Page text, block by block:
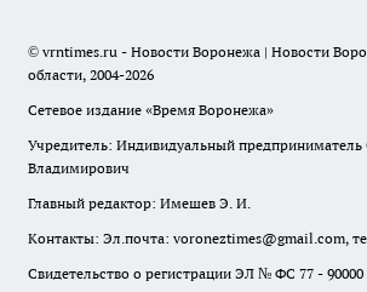
© vrntimes.ru - Новости Воронежа | Новости
области, 2004-2026
Сетевое издание «Время Воронежа»
Учредитель: Индивидуальный предприниматель
Владимирович
Главный редактор: Имешев Э. И.
Контакты: Эл.почта: voroneztimes@gmail.com,
Свидетельство о регистрации ЭЛ № ФС 77 - 90000